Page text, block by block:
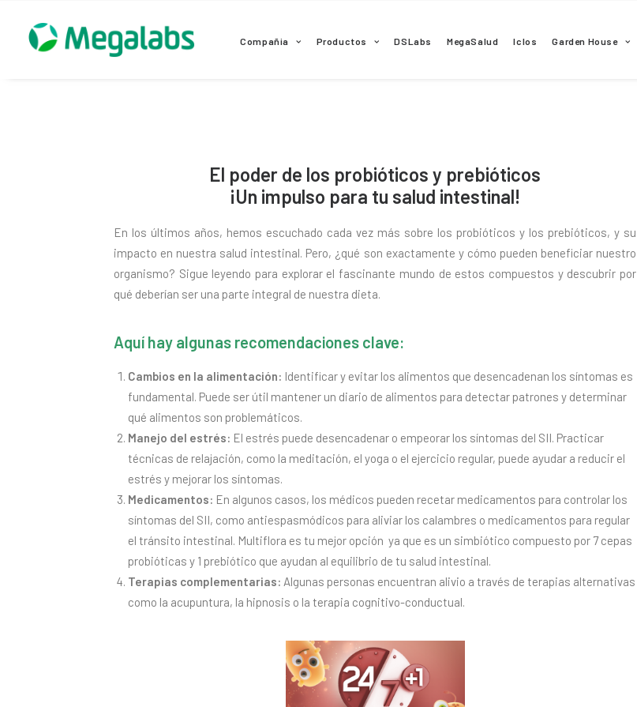
Compañia Productos DSLabs MegaSalud Iclos Garden House
El poder de los probióticos y prebióticos
¡Un impulso para tu salud intestinal!
En los últimos años, hemos escuchado cada vez más sobre los probióticos y los prebióticos, y su
impacto en nuestra salud intestinal. Pero, ¿qué son exactamente y cómo pueden beneficiar nuestro
organismo? Sigue leyendo para explorar el fascinante mundo de estos compuestos y descubrir por
qué deberían ser una parte integral de nuestra dieta.
Aquí hay algunas recomendaciones clave:
Cambios en la alimentación: Identificar y evitar los alimentos que desencadenan los síntomas es
fundamental. Puede ser útil mantener un diario de alimentos para detectar patrones y determinar
qué alimentos son problemáticos.
Manejo del estrés: El estrés puede desencadenar o empeorar los síntomas del SII. Practicar
técnicas de relajación, como la meditación, el yoga o el ejercicio regular, puede ayudar a reducir el
estrés y mejorar los síntomas.
Medicamentos: En algunos casos, los médicos pueden recetar medicamentos para controlar los
síntomas del SII, como antiespasmódicos para aliviar los calambres o medicamentos para regular
el tránsito intestinal. Multiflora es tu mejor opción ya que es un simbiótico compuesto por 7 cepas
probióticas y 1 prebiótico que ayudan al equilibrio de tu salud intestinal.
Terapias complementarias: Algunas personas encuentran alivio a través de terapias alternativas
como la acupuntura, la hipnosis o la terapia cognitivo-conductual.